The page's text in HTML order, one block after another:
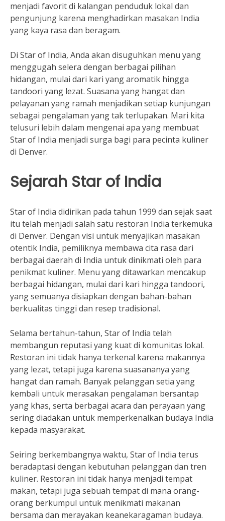
menjadi favorit di kalangan penduduk lokal dan
pengunjung karena menghadirkan masakan India
yang kaya rasa dan beragam.
Di Star of India, Anda akan disuguhkan menu yang
menggugah selera dengan berbagai pilihan
hidangan, mulai dari kari yang aromatik hingga
tandoori yang lezat. Suasana yang hangat dan
pelayanan yang ramah menjadikan setiap kunjungan
sebagai pengalaman yang tak terlupakan. Mari kita
telusuri lebih dalam mengenai apa yang membuat
Star of India menjadi surga bagi para pecinta kuliner
di Denver.
Sejarah Star of India
Star of India didirikan pada tahun 1999 dan sejak saat
itu telah menjadi salah satu restoran India terkemuka
di Denver. Dengan visi untuk menyajikan masakan
otentik India, pemiliknya membawa cita rasa dari
berbagai daerah di India untuk dinikmati oleh para
penikmat kuliner. Menu yang ditawarkan mencakup
berbagai hidangan, mulai dari kari hingga tandoori,
yang semuanya disiapkan dengan bahan-bahan
berkualitas tinggi dan resep tradisional.
Selama bertahun-tahun, Star of India telah
membangun reputasi yang kuat di komunitas lokal.
Restoran ini tidak hanya terkenal karena makannya
yang lezat, tetapi juga karena suasananya yang
hangat dan ramah. Banyak pelanggan setia yang
kembali untuk merasakan pengalaman bersantap
yang khas, serta berbagai acara dan perayaan yang
sering diadakan untuk memperkenalkan budaya India
kepada masyarakat.
Seiring berkembangnya waktu, Star of India terus
beradaptasi dengan kebutuhan pelanggan dan tren
kuliner. Restoran ini tidak hanya menjadi tempat
makan, tetapi juga sebuah tempat di mana orang-
orang berkumpul untuk menikmati makanan
bersama dan merayakan keanekaragaman budaya.